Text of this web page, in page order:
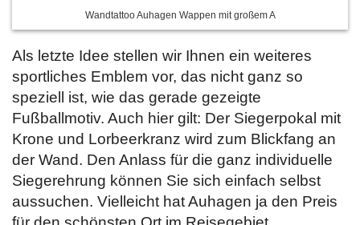
Wandtattoo Auhagen Wappen mit großem A
Als letzte Idee stellen wir Ihnen ein weiteres
sportliches Emblem vor, das nicht ganz so
speziell ist, wie das gerade gezeigte
Fußballmotiv. Auch hier gilt: Der Siegerpokal mit
Krone und Lorbeerkranz wird zum Blickfang an
der Wand. Den Anlass für die ganz individuelle
Siegerehrung können Sie sich einfach selbst
aussuchen. Vielleicht hat Auhagen ja den Preis